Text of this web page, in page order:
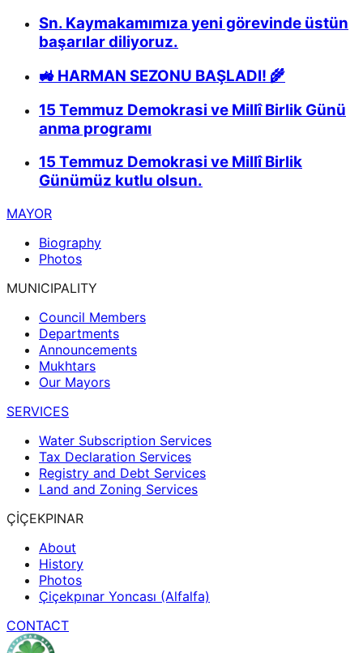
Sn. Kaymakamımıza yeni görevinde üstün
başarılar diliyoruz.
🚜 HARMAN SEZONU BAŞLADI! 🌾
15 Temmuz Demokrasi ve Millî Birlik Günü
anma programı
15 Temmuz Demokrasi ve Millî Birlik
Günümüz kutlu olsun.
MAYOR
Biography
Photos
MUNICIPALITY
Council Members
Departments
Announcements
Mukhtars
Our Mayors
SERVICES
Water Subscription Services
Tax Declaration Services
Registry and Debt Services
Land and Zoning Services
ÇİÇEKPINAR
About
History
Photos
Çiçekpınar Yoncası (Alfalfa)
CONTACT